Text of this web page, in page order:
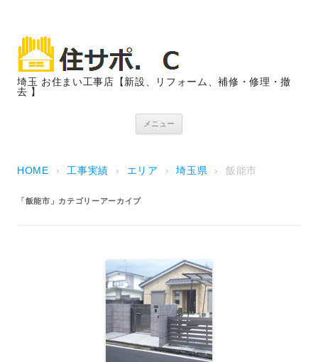
埼玉 お住まい工事店【新設、リフォーム、補修・修理・撤
去 】
メニュー
HOME › 工事実績 › エリア › 埼玉県 › 飯能市
「飯能市 」カテゴリーアーカイブ